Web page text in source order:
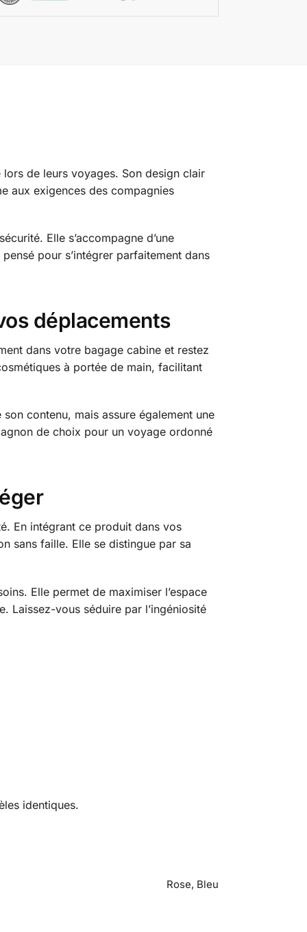
de leurs voyages. Son design clair
aux exigences des compagnies
Elle s’accompagne d’une
pour s’intégrer parfaitement dans
déplacements
dans votre bagage cabine et restez
à portée de main, facilitant
contenu, mais assure également une
de choix pour un voyage ordonné
En intégrant ce produit dans vos
sans faille. Elle se distingue par sa
Elle permet de maximiser l’espace
Laissez-vous séduire par l’ingéniosité
identiques.
Rose, Bleu